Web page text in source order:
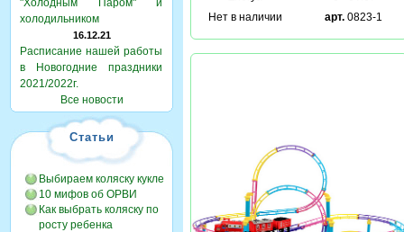
"Холодным Паром" и
холодильником
16.12.21
Расписание нашей работы
в Новогодние праздники
2021/2022г.
Все новости
Статьи
Выбираем коляску кукле
10 мифов об ОРВИ
Как выбрать коляску по
росту ребенка
Нет в наличии
арт. 0823-1